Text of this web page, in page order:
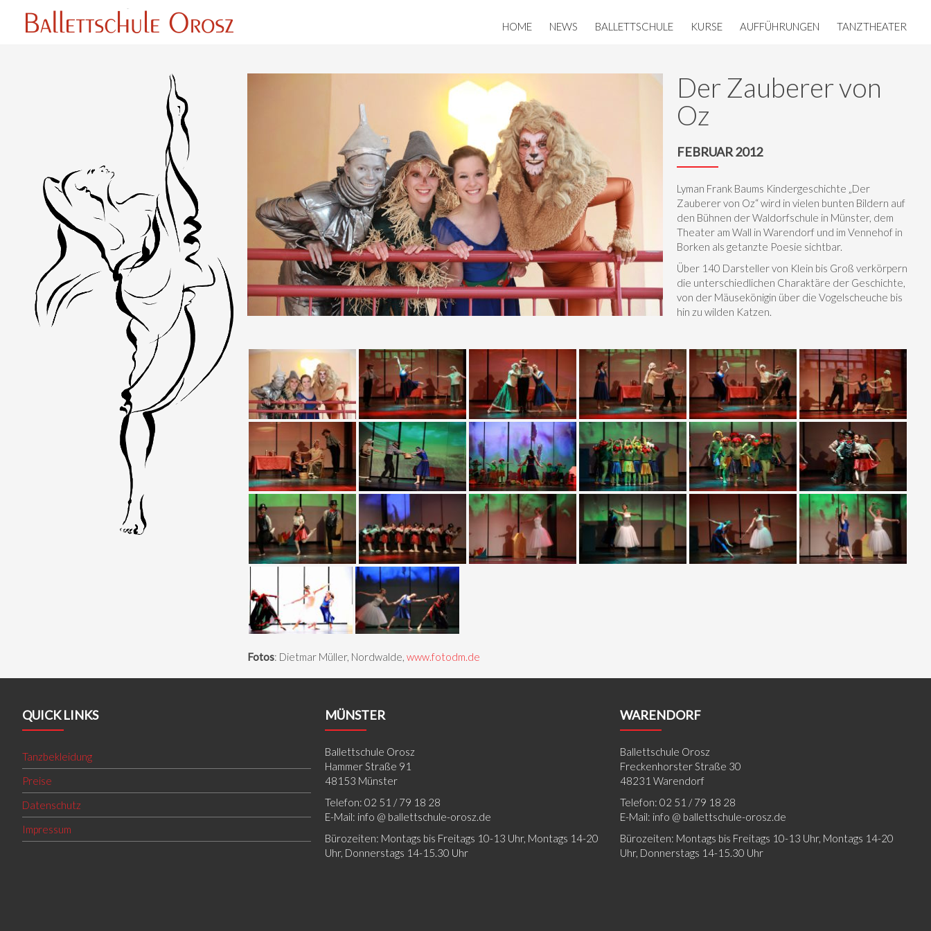
HOME NEWS BALLETTSCHULE KURSE AUFFÜHRUNGEN TANZTHEATER
Der Zauberer von
Oz
FEBRUAR 2012
Lyman Frank Baums Kindergeschichte „Der
Zauberer von Oz“ wird in vielen bunten Bildern auf
den Bühnen der Waldorfschule in Münster, dem
Theater am Wall in Warendorf und im Vennehof in
Borken als getanzte Poesie sichtbar.
Über 140 Darsteller von Klein bis Groß verkörpern
die unterschiedlichen Charaktäre der Geschichte,
von der Mäusekönigin über die Vogelscheuche bis
hin zu wilden Katzen.
Fotos: Dietmar Müller, Nordwalde, www.fotodm.de
QUICK LINKS
Tanzbekleidung
Preise
Datenschutz
Impressum
MÜNSTER
Ballettschule Orosz
Hammer Straße 91
48153 Münster
Telefon: 02 51 / 79 18 28
E-Mail: info @ ballettschule-orosz.de
Bürozeiten: Montags bis Freitags 10-13 Uhr, Montags 14-20
Uhr, Donnerstags 14-15.30 Uhr
WARENDORF
Ballettschule Orosz
Freckenhorster Straße 30
48231 Warendorf
Telefon: 02 51 / 79 18 28
E-Mail: info @ ballettschule-orosz.de
Bürozeiten: Montags bis Freitags 10-13 Uhr, Montags 14-20
Uhr, Donnerstags 14-15.30 Uhr